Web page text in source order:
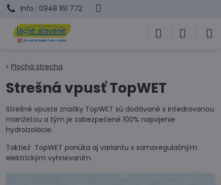
Info : 0948 161 772
Plochá strecha
Strešná vpusť TopWET
Strešné vpuste značky TopWET sú dodávané s intedrovanou
manžetou a tým je zabezpečené 100% napojenie
hydroizolácie.
Taktiež TopWET ponúka aj variantu s samoregulačným
elektrickým vyhrievaním.